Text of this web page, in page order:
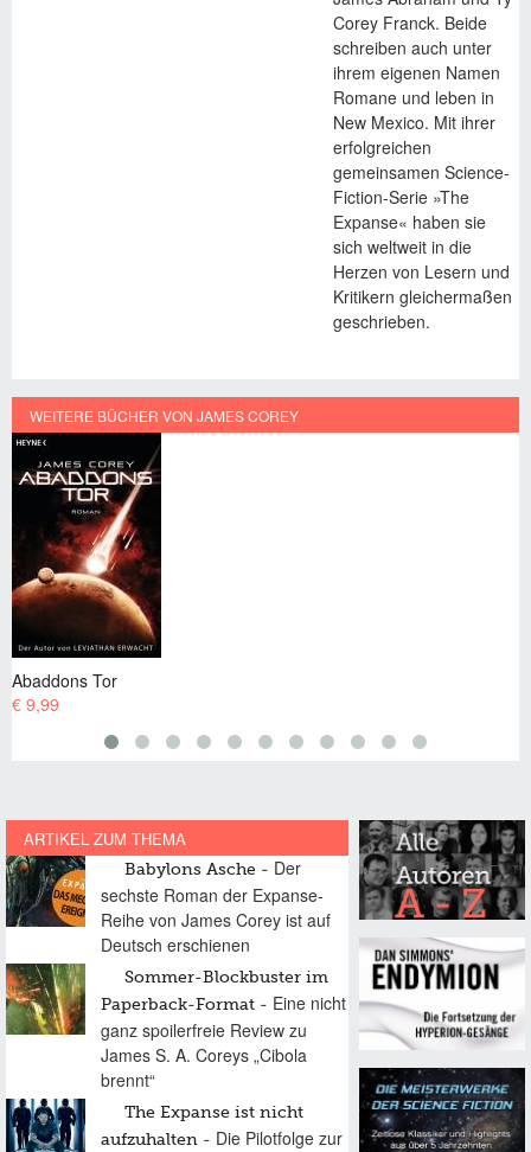
Corey Franck. Beide
schreiben auch unter
ihrem eigenen Namen
Romane und leben in
New Mexico. Mit ihrer
erfolgreichen
gemeinsamen Science-
Fiction-Serie »The
Expanse« haben sie
sich weltweit in die
Herzen von Lesern und
Kritikern gleichermaßen
geschrieben.
WEITERE BÜCHER VON JAMES COREY
ARTIKEL ZUM THEMA
Babylons Asche
Der
sechste Roman der Expanse-
Reihe von James Corey ist auf
Deutsch erschienen
Sommer-Blockbuster im
Paperback-Format
Eine nicht
ganz spoilerfreie Review zu
James S. A. Coreys „Cibola
brennt“
The Expanse ist nicht
aufzuhalten
Die Pilotfolge zur